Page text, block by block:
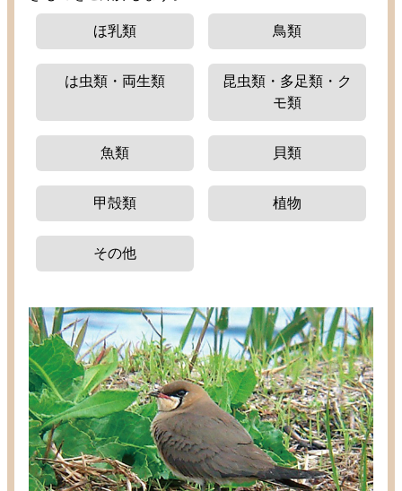
ほ乳類 鳥類
は虫類 ・ 両生類 昆虫類 ・ 多足類 ・ク
モ類
魚類 貝類
甲殻類 植物
その他